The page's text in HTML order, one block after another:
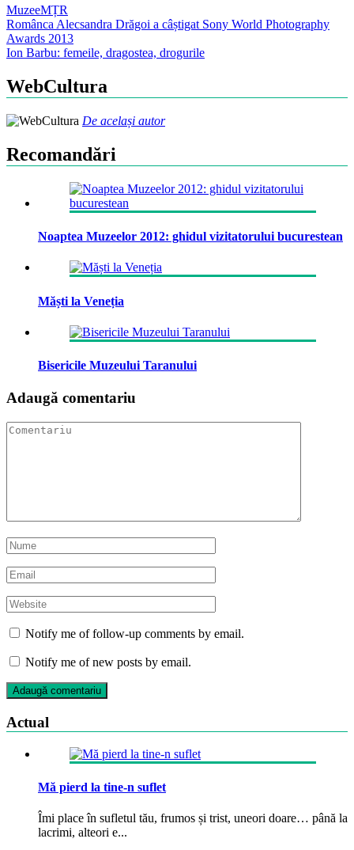
MuzeeMȚR
Post
navigation
Românca Alecsandra Drăgoi a câștigat Sony World Photography
Awards 2013
Ion Barbu: femeile, dragostea, drogurile
WebCultura
De același autor
Recomandări
Noaptea Muzeelor 2012: ghidul vizitatorului bucurestean
Măști la Veneția
Bisericile Muzeului Taranului
Adaugă comentariu
Notify me of follow-up comments by email.
Notify me of new posts by email.
Actual
Mă pierd la tine-n suflet
Îmi place în sufletul tău, frumos și trist, uneori doare… până la
lacrimi, alteori e...